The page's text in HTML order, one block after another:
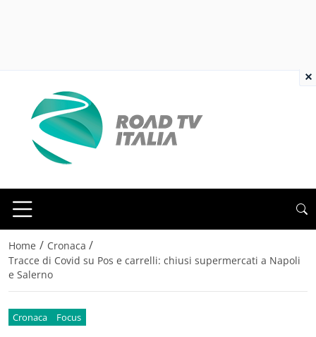
Home / Cronaca /
Tracce di Covid su Pos e carrelli: chiusi supermercati a Napoli
e Salerno
Cronaca Focus
×